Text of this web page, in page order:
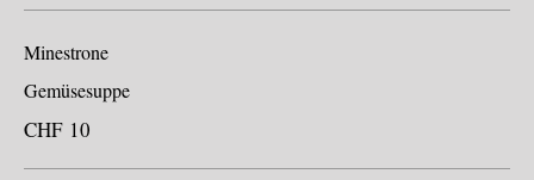
Minestrone
Gemüsesuppe
CHF 10